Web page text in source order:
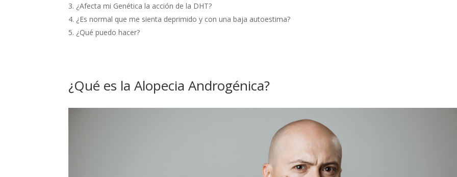
¿Afecta mi Genética la acción de la DHT?
¿Es normal que me sienta deprimido y con una baja autoestima?
¿Qué puedo hacer?
¿Qué es la Alopecia Androgénica?